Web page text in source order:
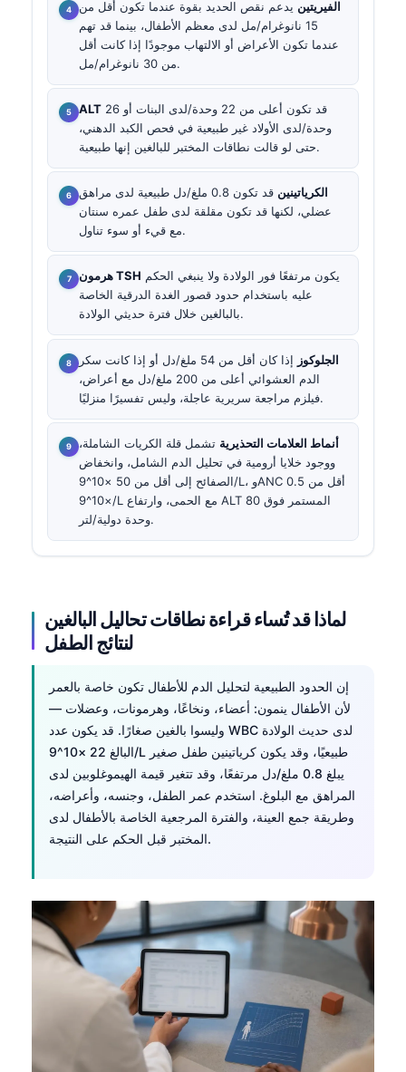
الفيريتين يدعم نقص الحديد بقوة عندما تكون أقل من
15 نانوغرام/مل لدى معظم الأطفال، بينما قد تهم
عندما تكون الأعراض أو الالتهاب موجودًا إذا كانت أقل
من 30 نانوغرام/مل.
ALT
وحدة/لدى الأولاد غير طبيعية في فحص الكبد الدهني،
حتى لو قالت نطاقات المختبر للبالغين إنها طبيعية.
الكرياتينين
قد تكون 0.8 ملغ/دل طبيعية لدى مراهق
عضلي، لكنها قد تكون مقلقة لدى طفل عمره سنتان
مع قيء أو سوء تناول.
هرمون TSH
عليه باستخدام حدود قصور الغدة الدرقية الخاصة
بالبالغين خلال فترة حديثي الولادة.
الجلوكوز
إذا كان أقل من 54 ملغ/دل أو إذا كانت سكر
الدم العشوائي أعلى من 200 ملغ/دل مع أعراض،
فيلزم مراجعة سريرية عاجلة، وليس تفسيرًا منزليًا.
أنماط العلامات التحذيرية تشمل قلة الكريات الشاملة،
ووجود خلايا أرومية في تحليل الدم الشامل، وانخفاض
الصفائح إلى أقل من 50 ×10^9/L، وANC أقل من 0.5
×10^9/L مع الحمى، وارتفاع ALT المستمر فوق 80
وحدة دولية/لتر.
لماذا قد تُساء قراءة نطاقات تحاليل البالغين
لنتائج الطفل
إن الحدود الطبيعية لتحليل الدم للأطفال تكون خاصة بالعمر
لأن الأطفال ينمون: أعضاء، ونخاعًا، وهرمونات، وعضلات —
وليسوا بالغين صغارًا. قد يكون عدد WBC لدى حديث الولادة
البالغ 22 ×10^9/L طبيعيًا، وقد يكون كرياتينين طفل صغير
يبلغ 0.8 ملغ/دل مرتفعًا، وقد تتغير قيمة الهيموغلوبين لدى
المراهق مع البلوغ. استخدم عمر الطفل، وجنسه، وأعراضه،
وطريقة جمع العينة، والفترة المرجعية الخاصة بالأطفال لدى
المختبر قبل الحكم على النتيجة.